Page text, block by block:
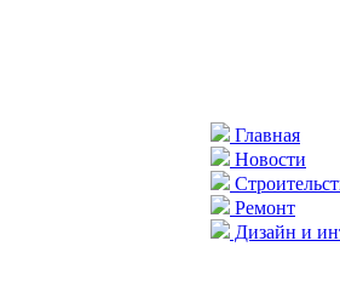
Главная
Новости
Ремонт
Дизайн и